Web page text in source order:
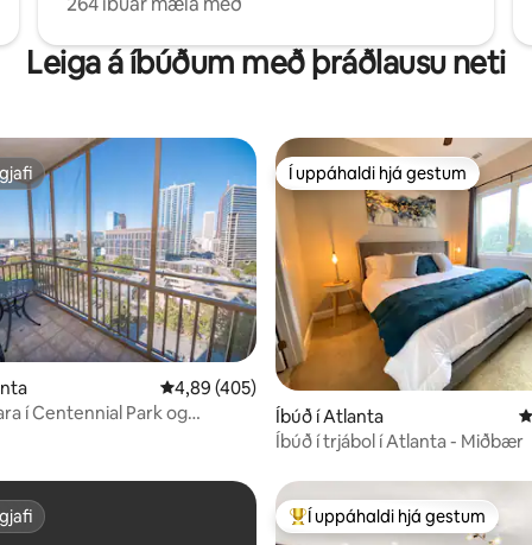
Leiga á íbúðum með þráðlausu neti
116 umsagnir
4,89 af 5 í meðaleinkunn, 405 umsagnir
4,89 (405)
í Centennial Park og
Í uppáhaldi hjá gestum
Í uppáhaldi hjá gestum
Íbúð í Atlanta
Íbúð í trjábol í Atlanta - Miðbær
Í mestu uppáhaldi hjá gestum
Í uppáhaldi hjá gestum